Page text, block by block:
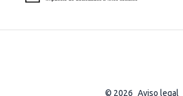
© 2026 Aviso legal